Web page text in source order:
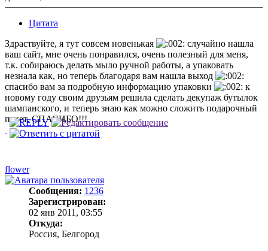
Цитата
Здраствуйте, я тут совсем новенькая
случайно нашла
ваш сайт, мне очень понравился, очень полезный для меня,
т.к. собираюсь делать мыло ручной работы, а упаковать
незнала как, но теперь благодаря вам нашла выход
спасибо вам за подробную информацию упаковки
к
новому году своим друзьям решила сделать декупаж бутылок
шампанского, и теперь знаю как можно сложить подарочный
пакет, СПАСИБО!!!
flower
Сообщения: 1236
Зарегистрирован:
02 янв 2011, 03:55
Откуда:
Россия, Белгород